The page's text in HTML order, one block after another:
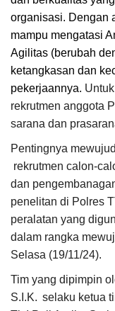
organisasi. Dengan
mampu mengatasi
Agilitas (berubah
ketangkasan dan
pekerjaannya.
rekrutmen anggota
sarana dan
Pentingnya
rekrutmen calon-
dan
penelitan di Polres
peralatan yang
dalam rangka
Selasa (19/11/24).
Tim yang dipimpin
S.I.K. selaku ketua